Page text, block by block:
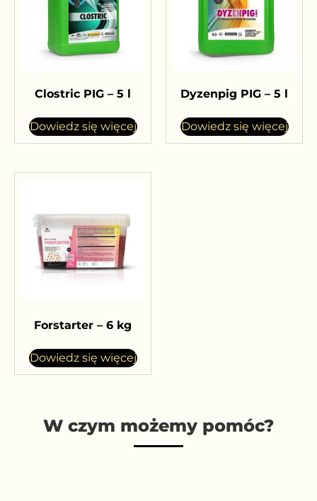
Clostric PIG – 5 l
Dowiedz się więcej
Dyzenpig PIG – 5 l
Dowiedz się więcej
Forstarter – 6 kg
Dowiedz się więcej
W czym możemy pomóc?